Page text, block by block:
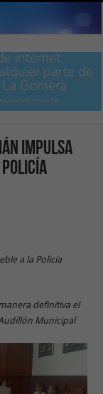
impulsa
a la Policía
definitiva el
Municipal